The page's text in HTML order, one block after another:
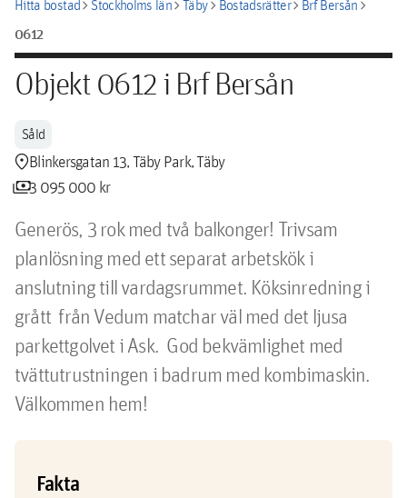
Hitta bostadchevron_rightStockholms länchevron_rightTäbychevron_rightBostadsrätterchevron_rightBrf Bersånchevron_right
0612
Objekt 0612 i Brf Bersån
Såld
location_pinBlinkersgatan 13, Täby Park, Täby
payments3 095 000 kr
Generös, 3 rok med två balkonger! Trivsam
planlösning med ett separat arbetskök i
anslutning till vardagsrummet. Köksinredning i
grått  från Vedum matchar väl med det ljusa
parkettgolvet i Ask.  God bekvämlighet med
tvättutrustningen i badrum med kombimaskin.
Välkommen hem!
Fakta